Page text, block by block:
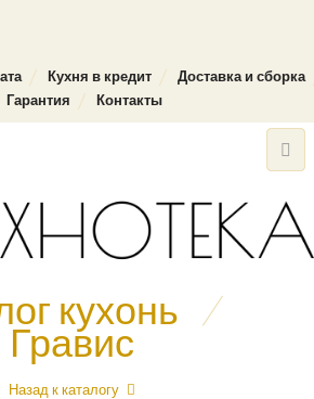
Кухня в кредит
Доставка и сборка
Гарантия
Контакты
кухонь /
Гравис
Назад к каталогу